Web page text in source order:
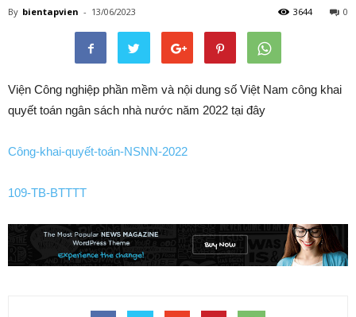
By bientapvien - 13/06/2023 0
3644
Viện Công nghiệp phần mềm và nội dung số Việt Nam công khai
quyết toán ngân sách nhà nước năm 2022 tại đây
Công-khai-quyết-toán-NSNN-2022
109-TB-BTTTT